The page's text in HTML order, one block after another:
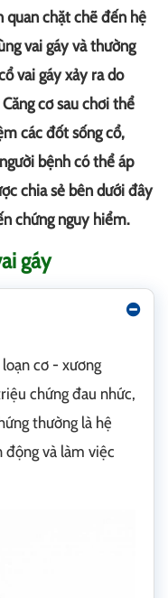
quan chặt chẽ đến hệ
vai gáy và thường
vai gáy xảy ra do
cơ sau chơi thể
các đốt sống cổ,
bệnh có thể áp
chia sẻ bên dưới đây
chứng nguy hiểm.
gáy
cơ - xương
chứng đau nhức,
thường là hệ
động và làm việc